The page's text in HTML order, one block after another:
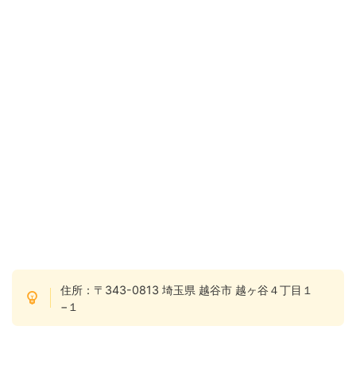
住所：〒343-0813 埼玉県 越谷市 越ヶ谷４丁目１
−１